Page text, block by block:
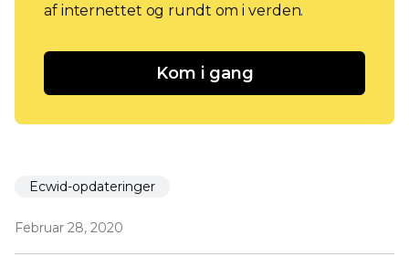
af internettet og rundt om i verden.
Kom i gang
Ecwid-opdateringer
Februar 28, 2020